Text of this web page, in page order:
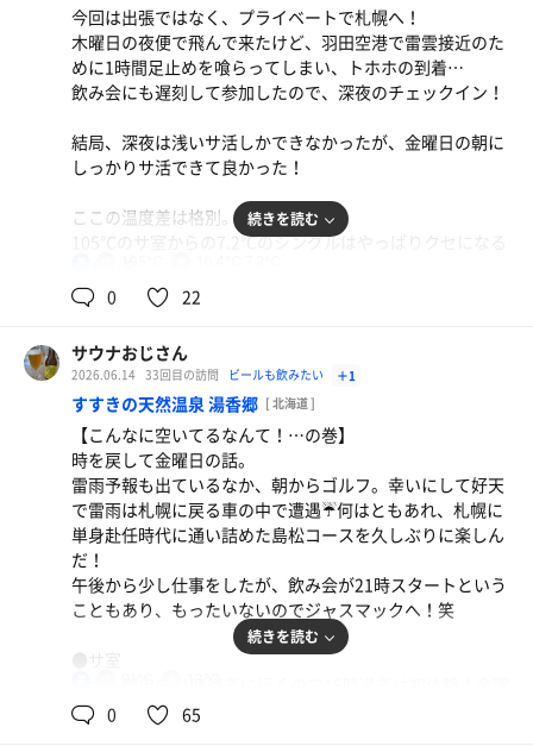
サウナ溜めをした感じ…笑
今回は出張ではなく、プライベートで札幌へ！
木曜日の夜便で飛んで来たけど、羽田空港で雷雲接近のた
めに1時間足止めを喰らってしまい、トホホの到着…
飲み会にも遅刻して参加したので、深夜のチェックイン！
結局、深夜は浅いサ活しかできなかったが、金曜日の朝に
しっかりサ活できて良かった！
ここの温度差は格別。
105℃のサ室からの7.2℃のシングルはやっぱりクセになる
深夜 8分1分7分✕1セットのみ
朝ウナ 10分1分6分→8分1分6分✕2セット
続きを読む
0 22
サウナおじさん
2026.06.14 33回目の訪問 ビールも飲みたい ＋1
すすきの天然温泉 湯香郷 [ 北海道 ]
【こんなに空いてるなんて！…の巻】
時を戻して金曜日の話。
雷雨予報も出ているなか、朝からゴルフ。幸いにして好天
で雷雨は札幌に戻る車の中で遭遇☔何はともあれ、札幌に
単身赴任時代に通い詰めた島松コースを久しぶりに楽しん
だ！
午後から少し仕事をしたが、飲み会が21時スタートという
こともあり、もったいないのでジャスマックへ！笑
日の夕方はめちゃくちゃ空いていて、3周のうち半分近く
続きを読む
0 65